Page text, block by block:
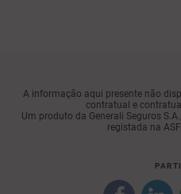
A informação aqui presente não
contratual e
Um produto da Generali Seguros
registada na